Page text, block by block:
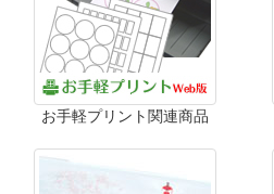
お手軽プリント関連商品